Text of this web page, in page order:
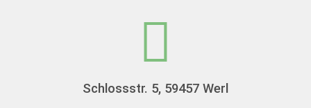
Schlossstr. 5, 59457 Werl